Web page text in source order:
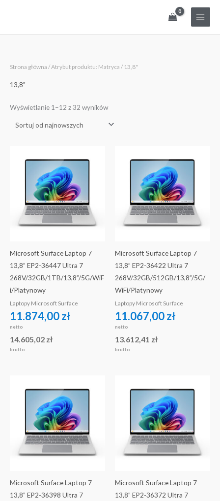
Strona główna / Atrybut produktu: Matryca / 13,8"
13,8"
Wyświetlanie 1–12 z 32 wyników
Posortowane
według
Microsoft Surface Laptop 7
13,8” EP2-36447 Ultra 7
268V/32GB/1TB/13,8”/5G/WiF
i/Platynowy
Laptopy Microsoft Surface
11.874,00zł
netto
14.605,02 zł
brutto
Microsoft Surface Laptop 7
13,8” EP2-36422 Ultra 7
268V/32GB/512GB/13,8”/5G/
WiFi/Platynowy
Laptopy Microsoft Surface
11.067,00zł
netto
13.612,41 zł
brutto
Microsoft Surface Laptop 7
13,8” EP2-36398 Ultra 7
Microsoft Surface Laptop 7
13,8” EP2-36372 Ultra 7